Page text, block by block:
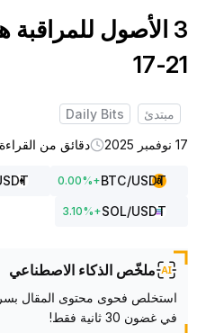
17-
مبتدئ
Daily Bits
دقائق من القراءة 3
BTC/USDT
+
0.00%
/USDT
SOL/USDT
+
3.10%
ملخّص الذكاء الاصطناعي
استخلص فحوى محتوى المقال
في غضون 30 ثانية فقط!